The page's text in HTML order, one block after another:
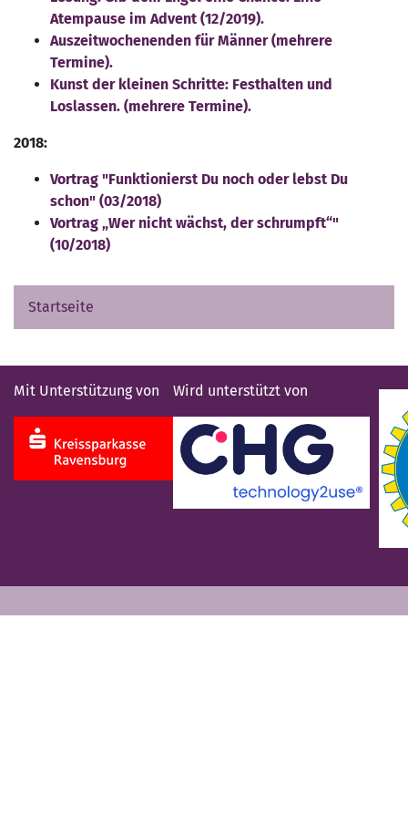
Atempause im Advent (12/2019).
Auszeitwochenenden für Männer (mehrere
Termine).
Kunst der kleinen Schritte: Festhalten und
Loslassen. (mehrere Termine).
2018:
Vortrag "Funktionierst Du noch oder lebst Du
schon" (03/2018)
Vortrag „Wer nicht wächst, der schrumpft“"
(10/2018)
Startseite
Mit Unterstützung von Wird unterstützt von